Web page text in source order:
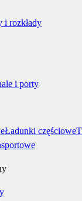
i rozkłady
i porty
Ładunki częściowe